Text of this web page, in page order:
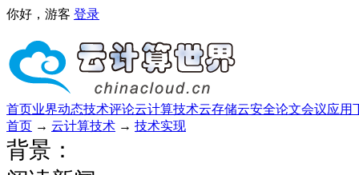
你好，游客 登录
首页业界动态技术评论云计算技术云存储云安全论文会议应用
首页 → 云计算技术 → 技术实现
背景：